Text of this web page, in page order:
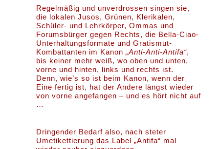
Regelmäßig und unverdrossen singen sie,
die lokalen Jusos, Grünen, Klerikalen,
Schüler- und Lehrkörper, Ommas und
Forumsbürger gegen Rechts, die Bella-Ciao-
Unterhaltungsformate und Gratismut-
Kombattanten im Kanon„Anti-Anti-Antifa“,
bis keiner mehr weiß, wo oben und unten,
vorne und hinten, links und rechts ist.
Denn, wie’s so ist beim Kanon, wenn der
Eine fertig ist, hat der Andere längst wieder
von vorne angefangen – und es hört nicht auf
…
Dringender Bedarf also, nach steter
Umetikettierung das Label „Antifa“ mal